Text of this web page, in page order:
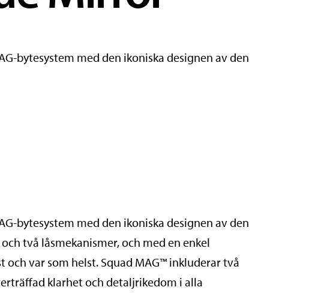
bytesystem med den ikoniska designen av den
bytesystem med den ikoniska designen av den
två låsmekanismer, och med en enkel
var som helst. Squad MAG™ inkluderar två
klarhet och detaljrikedom i alla